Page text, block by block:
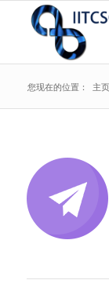
您现在的位置： 主页